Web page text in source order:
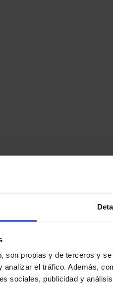
son propias y de terceros y
analizar el tráfico. Además,
sociales, publicidad y